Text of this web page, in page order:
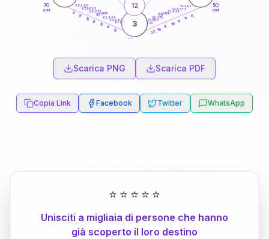
50
anni
60
70
anni
51-52,5
52,5-53,5
53,5-54
56-57,5
57,5-58,5
58,5-59
61-62,5
62,5-63,5
63,5-64
66-67,5
67,5-68,5
68,5-69
6
11
9
16
8
19
22
12
9
15
6
15
9
3
3
12
55anni
65anni
Scarica PNG Scarica PDF
Copia Link Facebook Twitter WhatsApp
⭐ ⭐ ⭐ ⭐ ⭐
Unisciti a migliaia di persone che hanno
già scoperto il loro destino